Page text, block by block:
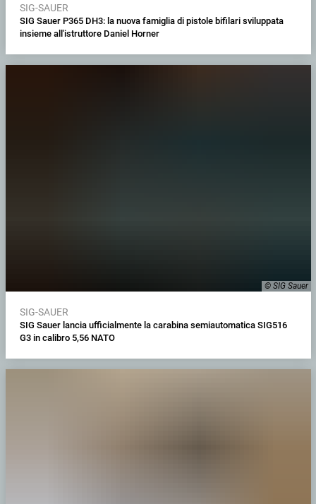
SIG-SAUER
SIG Sauer P365 DH3: la nuova famiglia di pistole bifilari sviluppata
insieme all'istruttore Daniel Horner
© SIG Sauer
SIG-SAUER
SIG Sauer lancia ufficialmente la carabina semiautomatica SIG516
G3 in calibro 5,56 NATO